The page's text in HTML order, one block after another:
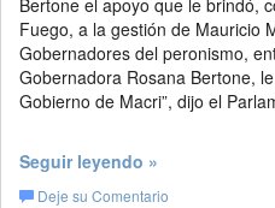
Bertone el apoyo que le brindó,
Fuego, a la gestión de Mauricio
Gobernadores del peronismo,
Gobernadora Rosana Bertone,
Gobierno de Macri”, dijo el
Seguir leyendo »
Deje su Comentario